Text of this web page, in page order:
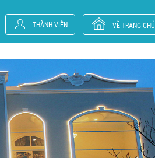
THÀNH VIÊN VỀ TRANG CHỦ